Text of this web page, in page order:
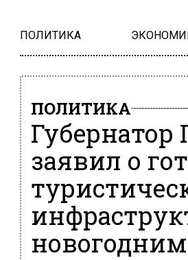
ПОЛИТИКА
ПОЛИТИКА
Губернатор
заявил о